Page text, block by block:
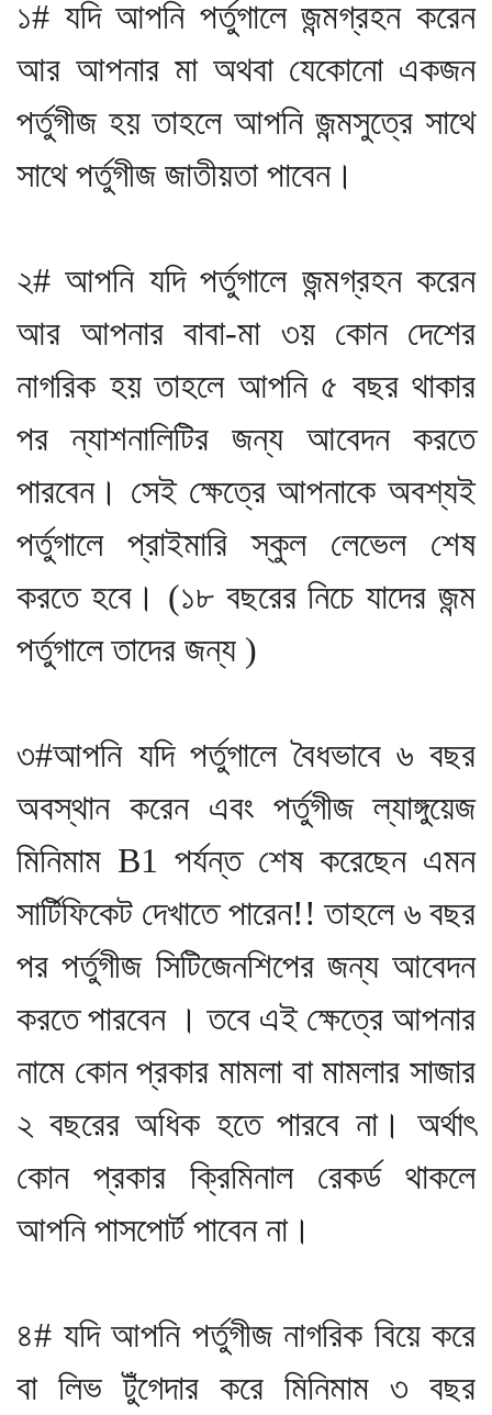
১# যদি আপনি পর্তুগালে জন্মগ্রহন করেন
আর আপনার মা অথবা যেকোনো একজন
পর্তুগীজ হয় তাহলে আপনি জন্মসুত্রে সাথে
সাথে পর্তুগীজ জাতীয়তা পাবেন।
২# আপনি যদি পর্তুগালে জন্মগ্রহন করেন
আর আপনার বাবা-মা ৩য় কোন দেশের
নাগরিক হয় তাহলে আপনি ৫ বছর থাকার
পর ন্যাশনালিটির জন্য আবেদন করতে
পারবেন। সেই ক্ষেত্রে আপনাকে অবশ্যই
পর্তুগালে প্রাইমারি স্কুল লেভেল শেষ
করতে হবে। (১৮ বছরের নিচে যাদের জন্ম
পর্তুগালে তাদের জন্য )
৩#আপনি যদি পর্তুগালে বৈধভাবে ৬ বছর
অবস্থান করেন এবং পর্তুগীজ ল্যাঙ্গুয়েজ
মিনিমাম B1 পর্যন্ত শেষ করেছেন এমন
সার্টিফিকেট দেখাতে পারেন!! তাহলে ৬ বছর
পর পর্তুগীজ সিটিজেনশিপের জন্য আবেদন
করতে পারবেন । তবে এই ক্ষেত্রে আপনার
নামে কোন প্রকার মামলা বা মামলার সাজার
২ বছরের অধিক হতে পারবে না। অর্থাৎ
কোন প্রকার ক্রিমিনাল রেকর্ড থাকলে
আপনি পাসপোর্ট পাবেন না।
৪# যদি আপনি পর্তুগীজ নাগরিক বিয়ে করে
বা লিভ টুঁগেদার করে মিনিমাম ৩ বছর